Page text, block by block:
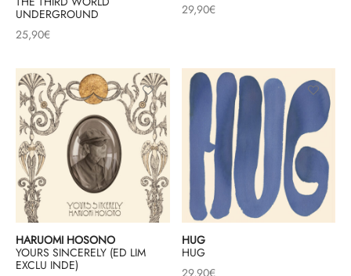
UNDERGROUND
25,90€
29,90€
HARUOMI HOSONO
YOURS SINCERELY (ED LIM
EXCLU INDE)
HUG
HUG
DAY 2025